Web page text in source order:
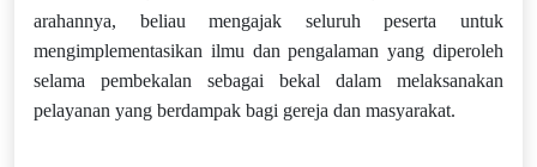
arahannya, beliau mengajak seluruh peserta untuk
mengimplementasikan ilmu dan pengalaman yang diperoleh
selama pembekalan sebagai bekal dalam melaksanakan
pelayanan yang berdampak bagi gereja dan masyarakat.